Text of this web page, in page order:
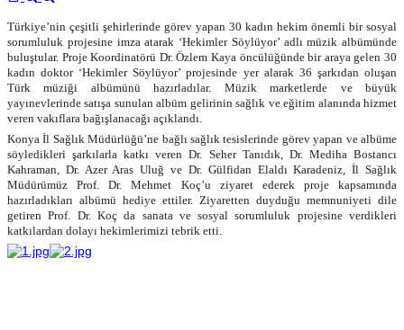
Türkiye’nin çeşitli şehirlerinde görev yapan 30 kadın hekim önemli bir sosyal
sorumluluk projesine imza atarak ‘Hekimler Söylüyor’ adlı müzik albümünde
buluştular. Proje Koordinatörü Dr. Özlem Kaya öncülüğünde bir araya gelen 30
kadın doktor ‘Hekimler Söylüyor’ projesinde yer alarak 36 şarkıdan oluşan
Türk müziği albümünü hazırladılar. Müzik marketlerde ve büyük
yayınevlerinde satışa sunulan albüm gelirinin sağlık ve eğitim alanında hizmet
veren vakıflara bağışlanacağı açıklandı.
Konya İl Sağlık Müdürlüğü’ne bağlı sağlık tesislerinde görev yapan ve albüme
söyledikleri şarkılarla katkı veren Dr. Seher Tanıdık, Dr. Mediha Bostancı
Kahraman, Dr. Azer Aras Uluğ ve Dr. Gülfidan Elaldı Karadeniz, İl Sağlık
Müdürümüz Prof. Dr. Mehmet Koç’u ziyaret ederek proje kapsamında
hazırladıkları albümü hediye ettiler. Ziyaretten duyduğu memnuniyeti dile
getiren Prof. Dr. Koç da sanata ve sosyal sorumluluk projesine verdikleri
katkılardan dolayı hekimlerimizi tebrik etti.